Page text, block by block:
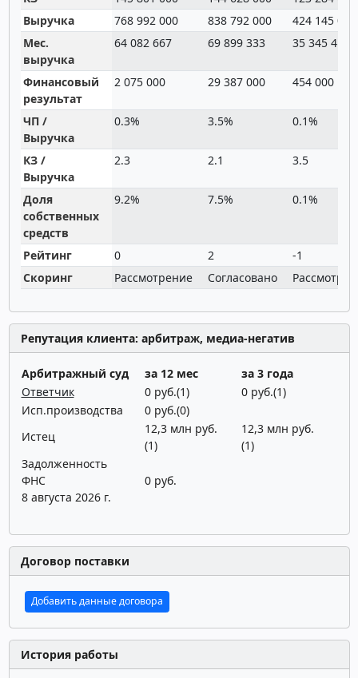
Выручка
768 992 000 838 792 000
424 145 000
Мес.
выручка
64 082 667 69 899 333 35 345 417
Финансовый
результат
2 075 000 29 387 000 454 000
ЧП /
Выручка
0.3% 3.5% 0.1%
КЗ /
Выручка
2.3 2.1 3.5
Доля
собственных
средств
9.2% 7.5% 0.1%
Рейтинг 0 2
-1
Скоринг
Рассмотрение Согласовано
Репутация клиента: арбитраж, медиа-негатив
Арбитражный суд за 12 мес
за 3 года
Ответчик
0 руб.(1)
0 руб.(1)
Исп.производства
0 руб.(0)
Истец
12,3 млн руб.
(1)
12,3 млн руб.
(1)
Задолженность
ФНС
8 августа 2026 г.
0 руб.
Договор поставки
Добавить данные договора
История работы